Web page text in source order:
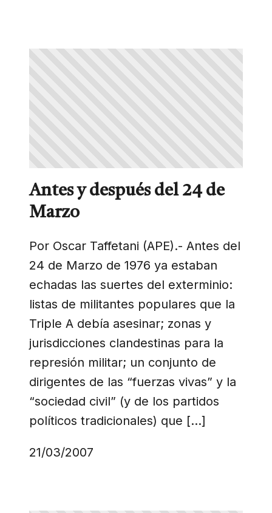
Antes y después del 24 de
Marzo
Por Oscar Taffetani (APE).- Antes del
24 de Marzo de 1976 ya estaban
echadas las suertes del exterminio:
listas de militantes populares que la
Triple A debía asesinar; zonas y
jurisdicciones clandestinas para la
represión militar; un conjunto de
dirigentes de las “fuerzas vivas” y la
“sociedad civil” (y de los partidos
políticos tradicionales) que […]
21/03/2007